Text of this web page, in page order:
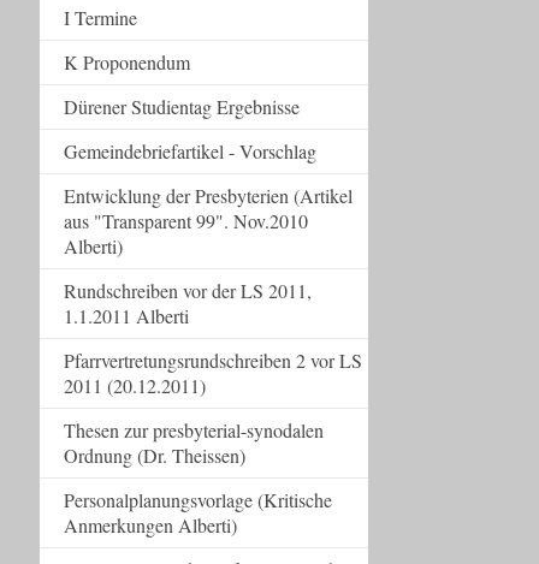
I Termine
K Proponendum
Dürener Studientag Ergebnisse
Gemeindebriefartikel - Vorschlag
Entwicklung der Presbyterien (Artikel
aus "Transparent 99". Nov.2010
Alberti)
Rundschreiben vor der LS 2011,
1.1.2011 Alberti
Pfarrvertretungsrundschreiben 2 vor LS
2011 (20.12.2011)
Thesen zur presbyterial-synodalen
Ordnung (Dr. Theissen)
Personalplanungsvorlage (Kritische
Anmerkungen Alberti)